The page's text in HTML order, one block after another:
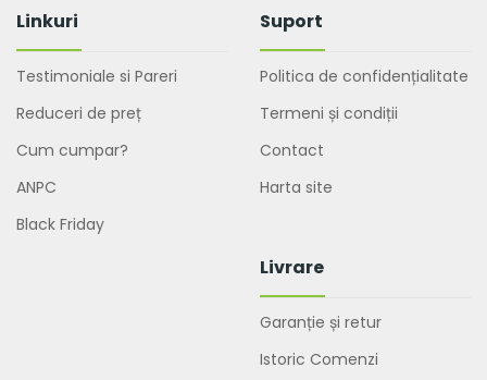
Linkuri
Testimoniale si Pareri
Reduceri de preț
Cum cumpar?
ANPC
Black Friday
Suport
Politica de confidențialitate
Termeni și condiții
Contact
Harta site
Livrare
Garanție și retur
Istoric Comenzi